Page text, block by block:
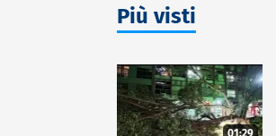
Più visti
01:29